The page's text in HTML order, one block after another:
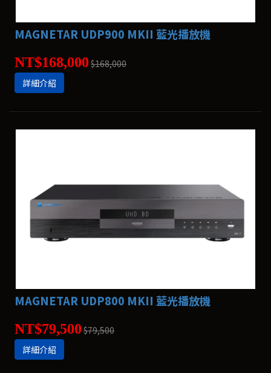
MAGNETAR UDP900 MKII 藍光播放機
NT$168,000 $168,000
詳細介紹
MAGNETAR UDP800 MKII 藍光播放機
NT$79,500 $79,500
詳細介紹